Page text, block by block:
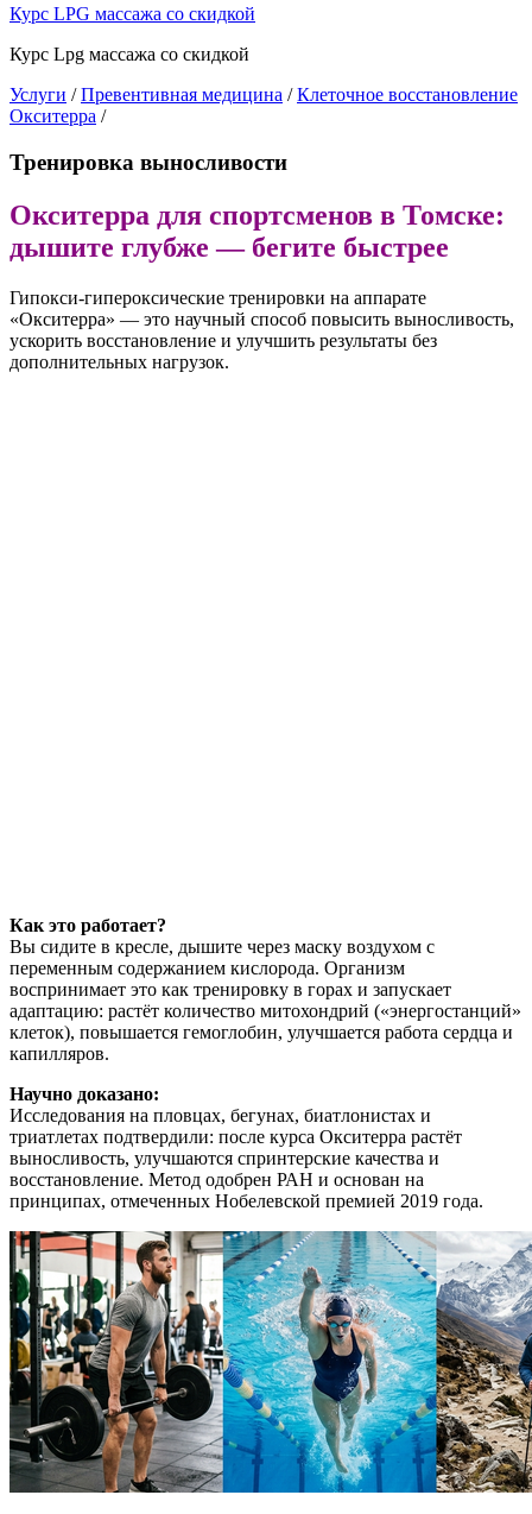
Курс LPG массажа со скидкой
Курс Lpg массажа со скидкой
Услуги /Превентивная медицина /Клеточное восстановление
Окситерра /
Тренировка выносливости
Окситерра для спортсменов в Томске:
дышите глубже — бегите быстрее
Гипокси-гипероксические тренировки на аппарате
«Окситерра» — это научный способ повысить выносливость,
ускорить восстановление и улучшить результаты без
дополнительных нагрузок.
Как это работает?
Вы сидите в кресле, дышите через маску воздухом с
переменным содержанием кислорода. Организм
воспринимает это как тренировку в горах и запускает
адаптацию: растёт количество митохондрий («энергостанций»
клеток), повышается гемоглобин, улучшается работа сердца и
капилляров.
Научно доказано:
Исследования на пловцах, бегунах, биатлонистах и
триатлетах подтвердили: после курса Окситерра растёт
выносливость, улучшаются спринтерские качества и
восстановление. Метод одобрен РАН и основан на
принципах, отмеченных Нобелевской премией 2019 года.